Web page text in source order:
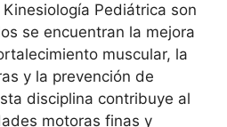
Pediátrica son
se encuentran la mejora
muscular, la
y la prevención de
disciplina contribuye al
motoras finas y